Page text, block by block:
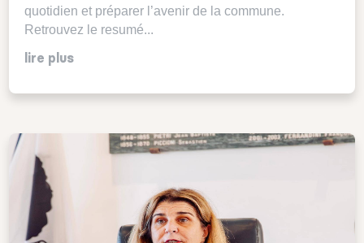
quotidien et préparer l’avenir de la commune.
Retrouvez le resumé...
lire plus